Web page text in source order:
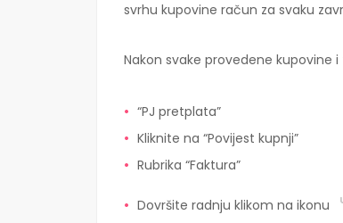
svrhu kupovine račun za svaku
Nakon svake provedene kupovine
“PJ pretplata”
Kliknite na “Povijest kupnji”
Rubrika “Faktura”
Dovršite radnju klikom na ikonu